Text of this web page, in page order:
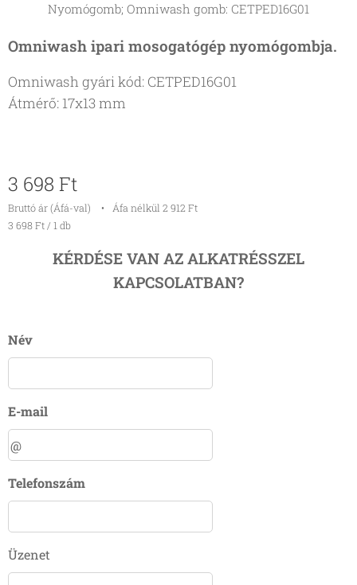
Nyomógomb; Omniwash gomb: CETPED16G01
Omniwash ipari mosogatógép nyomógombja.
Omniwash gyári kód: CETPED16G01
Átmérő: 17x13 mm
3 698 Ft
Bruttó ár (Áfá-val)
Áfa nélkül 2 912 Ft
3 698 Ft / 1 db
KÉRDÉSE VAN AZ ALKATRÉSSZEL
KAPCSOLATBAN?
Név
E-mail
Telefonszám
Üzenet